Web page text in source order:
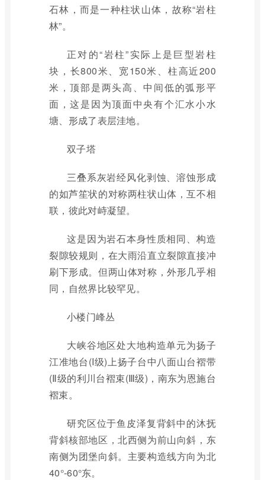
石林，而是一种柱状山体，故称“岩柱
林”。
正对的“岩柱”实际上是巨型岩柱
块，长800米、宽150米、柱高近200
米，顶部是两头高、中间低的弧形平
面，这是因为顶面中央有个汇水小水
塘、形成了表层洼地。
双子塔
三叠系灰岩经风化剥蚀、溶蚀形成
的如芦笙状的对称两柱状山体，互不相
联，彼此对峙凝望。
这是因为岩石本身性质相同、构造
裂隙较规则，在大雨沿直立裂隙直接冲
刷下形成。但两山体对称，外形几乎相
同，自然界比较罕见。
小楼门峰丛
大峡谷地区处大地构造单元为扬子
江准地台(I级)上扬子台中八面山台褶带
(Ⅱ级的利川台褶束(Ⅲ级)，南东为恩施台
褶束。
研究区位于鱼皮泽复背斜中的沐抚
背斜核部地区，北西侧为前山向斜，东
南侧为团堡向斜。主要构造线方向为北
40°-60°东。